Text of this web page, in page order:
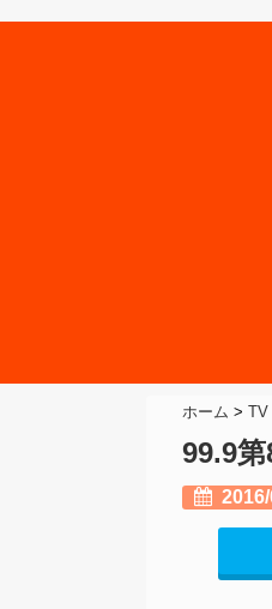
ホーム > TV
99.9